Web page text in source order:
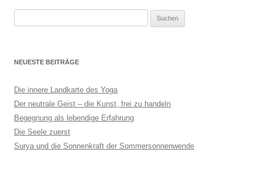
NEUESTE BEITRÄGE
Die innere Landkarte des Yoga
Der neutrale Geist – die Kunst, frei zu handeln
Begegnung als lebendige Erfahrung
Die Seele zuerst
Surya und die Sonnenkraft der Sommersonnenwende